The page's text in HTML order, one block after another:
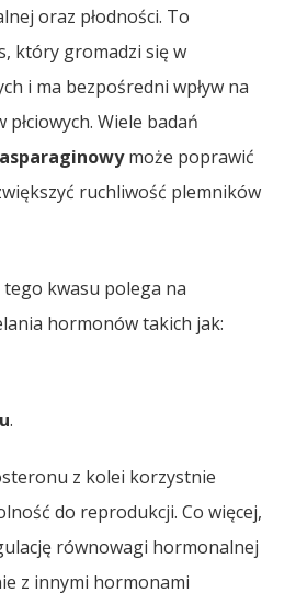
oraz płodności. To
który gromadzi się w
i ma bezpośredni wpływ na
Wiele badań
może poprawić
ruchliwość plemników
tego kwasu polega na
hormonów takich jak:
.
z kolei korzystnie
do reprodukcji. Co więcej,
równowagi hormonalnej
z innymi hormonami